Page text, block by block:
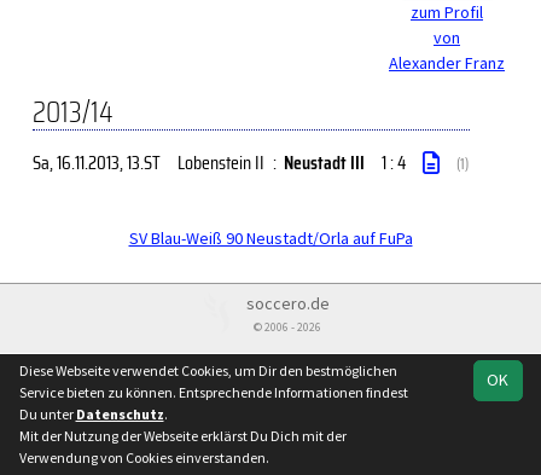
zum Profil
von
Alexander Franz
2013/14
Sa, 16.11.2013, 13.ST Lobenstein II : Neustadt III 1 : 4 (1)
SV Blau-Weiß 90 Neustadt/Orla auf FuPa
soccero.de
© 2006 - 2026
Besucherstatistik Kontakt Impressum
Datenschutz
OK
Diese Webseite verwendet Cookies, um Dir den bestmöglichen
Service bieten zu können. Entsprechende Informationen findest
Du unter Datenschutz.
Mit der Nutzung der Webseite erklärst Du Dich mit der
Verwendung von Cookies einverstanden.